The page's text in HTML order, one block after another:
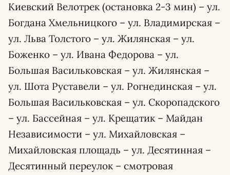
Киевский Велотрек (остановка 2-3 мин) – ул.
Богдана Хмельницкого – ул. Владимирская –
ул. Льва Толстого – ул. Жилянская – ул.
Боженко – ул. Ивана Федорова – ул.
Большая Васильковская – ул. Жилянская –
ул. Шота Руставели – ул. Рогнединская – ул.
Большая Васильковская – ул. Скоропадского
– ул. Бассейная – ул. Крещатик – Майдан
Независимости – ул. Михайловская –
Михайловская площадь – ул. Десятинная –
Десятинный переулок – смотровая